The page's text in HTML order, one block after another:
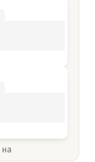
на